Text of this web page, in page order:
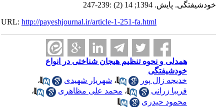
خودشیفتگی. پایش. 1394; 14 (2) :239-247
URL:http://payeshjournal.ir/article-1-251-fa.html
همدلی و نحوه تنظیم هیجان شناختی در انواع
خودشیفتگی
خدیجه زال پور
،شهریار شهیدی
،
فریبا زرانی
،محمد علی مظاهری
،
محمود حیدری